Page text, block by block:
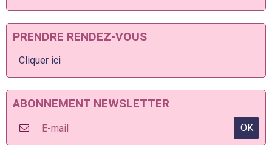
PRENDRE RENDEZ-VOUS
Cliquer ici
ABONNEMENT NEWSLETTER
OK